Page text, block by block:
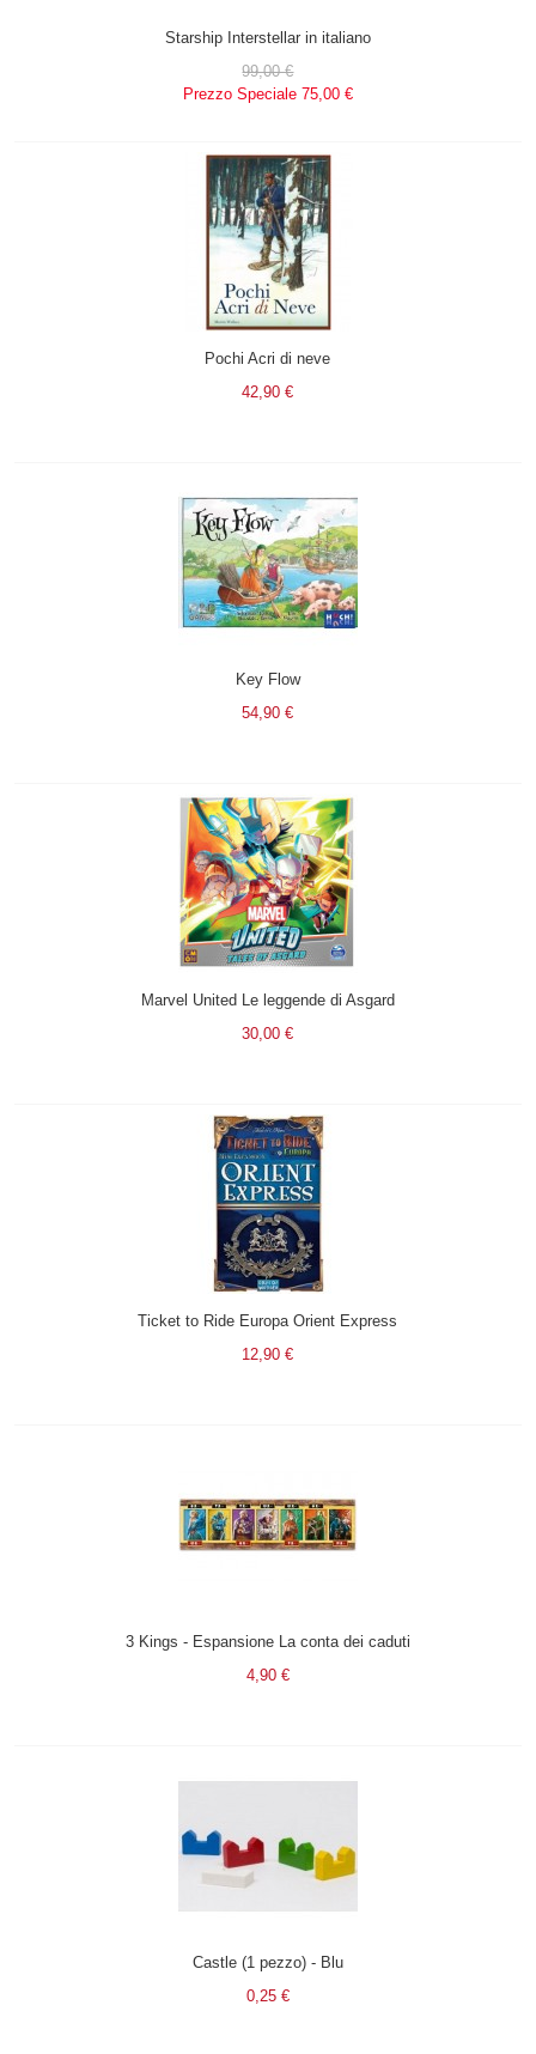
Starship Interstellar in italiano
99,00 €
Prezzo Speciale 75,00 €
Pochi Acri di neve
42,90 €
Key Flow
54,90 €
Marvel United Le leggende di Asgard
30,00 €
Ticket to Ride Europa Orient Express
12,90 €
3 Kings - Espansione La conta dei caduti
4,90 €
Castle (1 pezzo) - Blu
0,25 €